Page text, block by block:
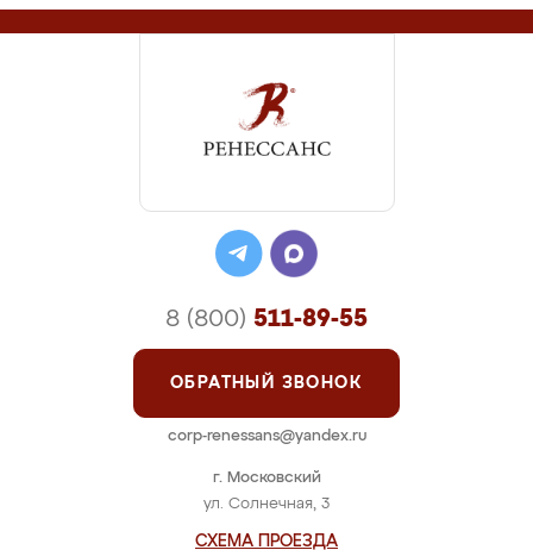
г. Московский
ул. Солнечная, 3
СХЕМА ПРОЕЗДА
8 (800) 511-89-55
ОБРАТНЫЙ ЗВОНОК
corp-renessans@yandex.ru